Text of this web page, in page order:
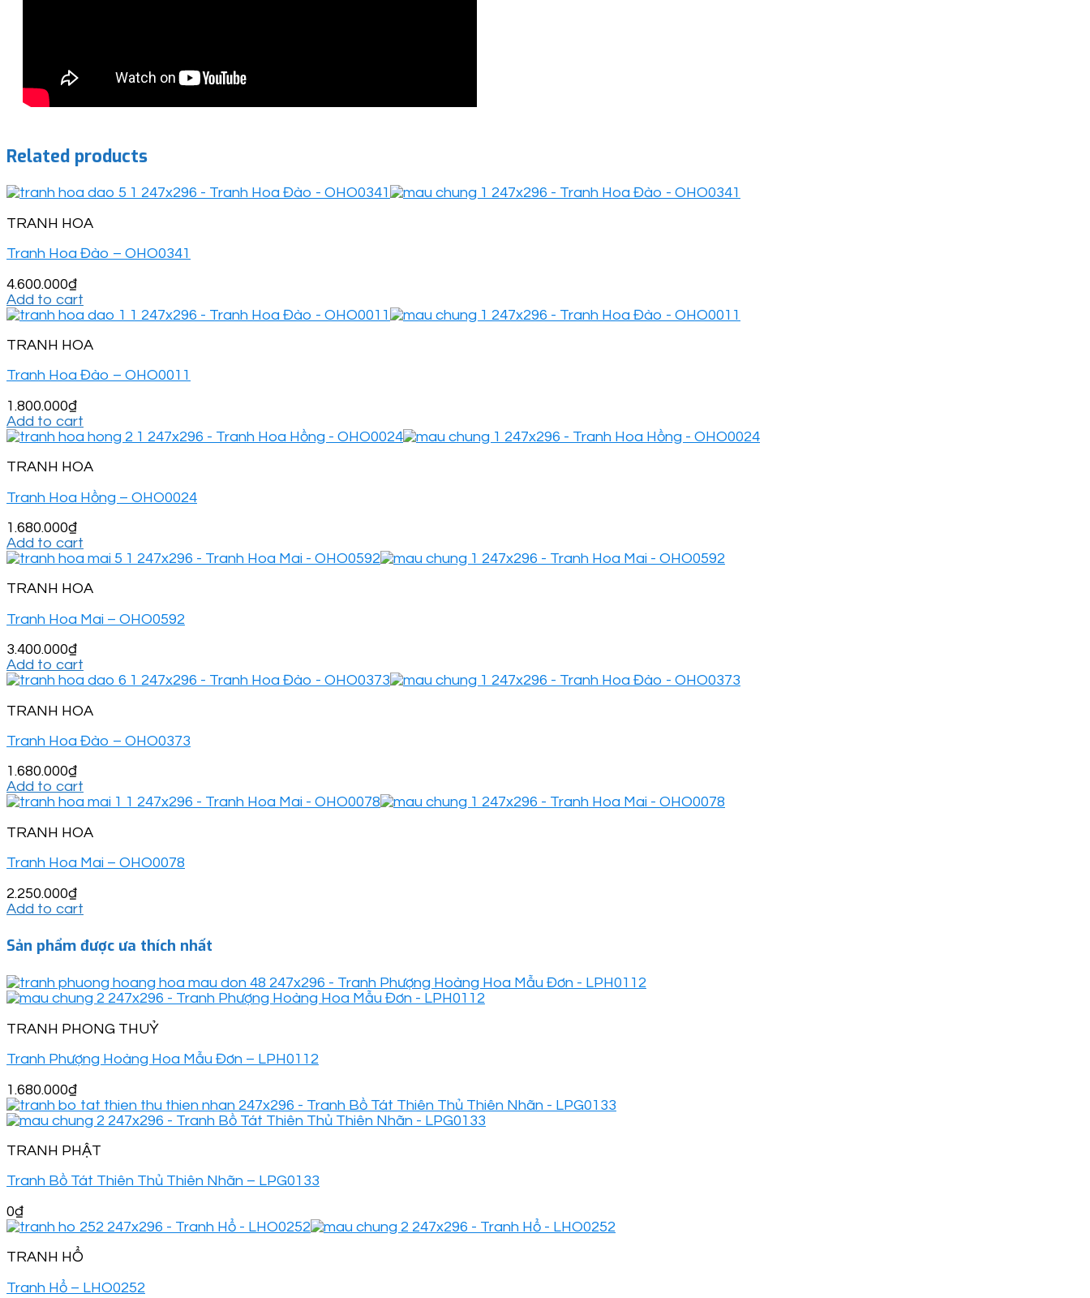
Related products
TRANH HOA
Tranh Hoa Đào – OHO0341
4.600.000₫
Add to cart
TRANH HOA
Tranh Hoa Đào – OHO0011
1.800.000₫
Add to cart
TRANH HOA
Tranh Hoa Hồng – OHO0024
1.680.000₫
Add to cart
TRANH HOA
Tranh Hoa Mai – OHO0592
3.400.000₫
Add to cart
TRANH HOA
Tranh Hoa Đào – OHO0373
1.680.000₫
Add to cart
TRANH HOA
Tranh Hoa Mai – OHO0078
2.250.000₫
Add to cart
Sản phẩm được ưa thích nhất
TRANH PHONG THUỶ
Tranh Phượng Hoàng Hoa Mẫu Đơn – LPH0112
1.680.000₫
TRANH PHẬT
Tranh Bồ Tát Thiên Thủ Thiên Nhãn – LPG0133
0₫
TRANH HỔ
Tranh Hổ – LHO0252